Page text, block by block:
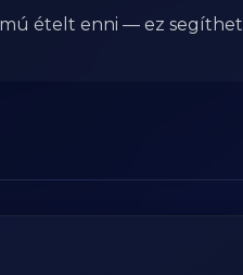
ételt enni — ez segíthet